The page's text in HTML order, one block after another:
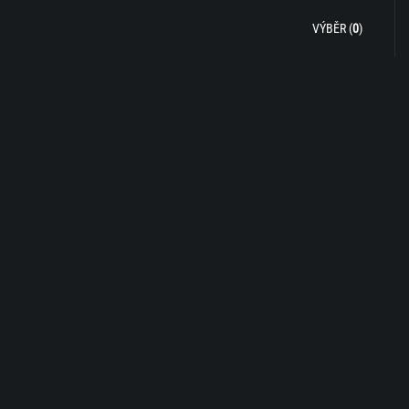
VÝBĚR (0)